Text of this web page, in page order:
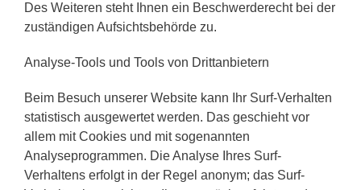
Des Weiteren steht Ihnen ein Beschwerderecht bei der
zuständigen Aufsichtsbehörde zu.
Analyse-Tools und Tools von Drittanbietern
Beim Besuch unserer Website kann Ihr Surf-Verhalten
statistisch ausgewertet werden. Das geschieht vor
allem mit Cookies und mit sogenannten
Analyseprogrammen. Die Analyse Ihres Surf-
Verhaltens erfolgt in der Regel anonym; das Surf-